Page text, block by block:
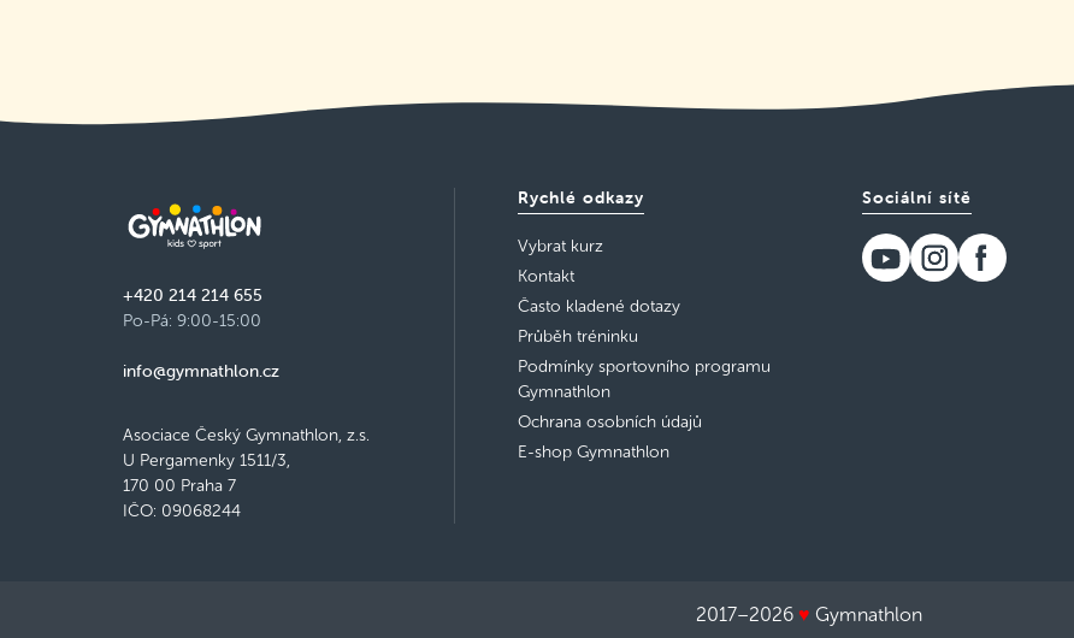
+420 214 214 655
Po-Pá: 9:00-15:00
info@gymnathlon.cz
Asociace Český Gymnathlon, z.s.
U Pergamenky 1511/3,
170 00 Praha 7
IČO: 09068244
Rychlé odkazy
Vybrat kurz
Kontakt
Často kladené dotazy
Průběh tréninku
Podmínky sportovního programu
Gymnathlon
Ochrana osobních údajů
E-shop Gymnathlon
Sociální sítě
2017–2026 ♥ Gymnathlon